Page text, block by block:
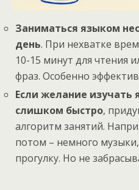
Заниматься языком
день. При нехватке
10-15 минут для чтения
фраз. Особенно
Если желание изучать
слишком быстро,
алгоритм занятий.
потом – немного
прогулку. Но не